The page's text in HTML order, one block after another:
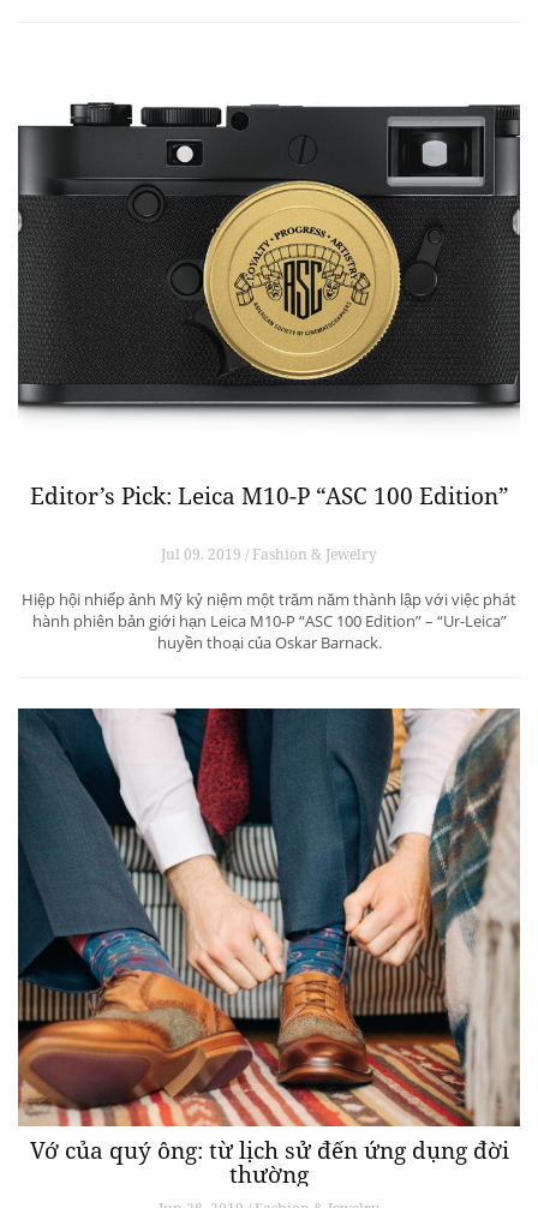
Editor’s Pick: Leica M10-P “ASC 100 Edition”
Jul 09, 2019 / Fashion & Jewelry
Hiệp hội nhiếp ảnh Mỹ kỷ niệm một trăm năm thành lập với việc phát
hành phiên bản giới hạn Leica M10-P “ASC 100 Edition” – “Ur-Leica”
huyền thoại của Oskar Barnack.
Vớ của quý ông: từ lịch sử đến ứng dụng đời
thường